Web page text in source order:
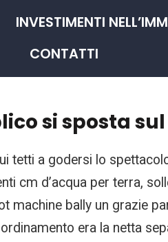
INVESTIMENTI
CONTATTI
si sposta
tetti a godersi lo
cm d’acqua per terra,
machine bally un grazie
era la netta